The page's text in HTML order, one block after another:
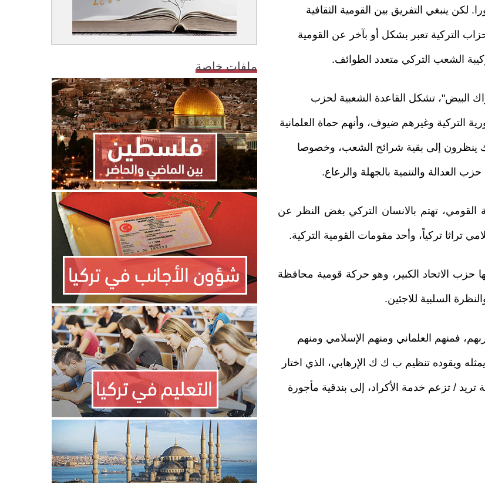
لكن ينبغي التفريق بين القومية الثقافية
التركية تعبر بشكل أو بآخر عن القومية
تركيبة الشعب التركي متعدد الطوائف.
البيض"، تشكل القاعدة الشعبية لحزب
التركية وغيرهم ضيوف، وأنهم حماة العلمانية
ينظرون إلى بقية شرائح الشعب، وخصوصا
العدالة والتنمية بالجهلة والرعاع.
تهتم بالانسان التركي بغض النظر عن
تراثا تركياً، وأحد مقومات القومية التركية.
الاتحاد الكبير، وهو حركة قومية محافظة
السلبية للاجئين.
فمنهم العلماني ومنهم الإسلامي ومنهم
ويقوده تنظيم ب ك ك الإرهابي، الذي اختار
/ تزعم خدمة الأكراد، إلى بندقية مأجورة
ملفات خاصة